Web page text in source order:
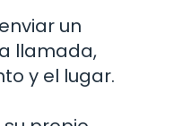
un
llamada,
y el lugar.